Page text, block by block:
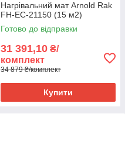
Нагрівальний мат Arnold Rak
FH-EC-21150 (15 м2)
Готово до відправки
31 391,10 ₴/
комплект
34 879 ₴/комплект
Купити